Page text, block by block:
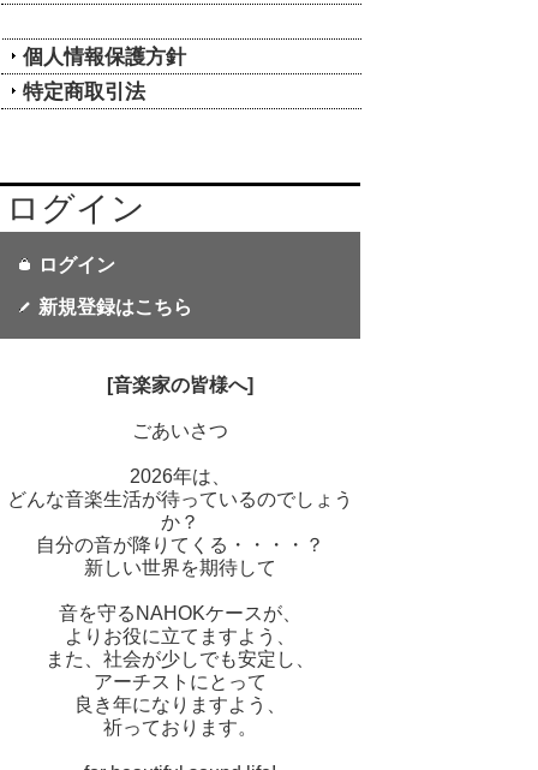
個人情報保護方針
特定商取引法
ログイン
ログイン
新規登録はこちら
[音楽家の皆様へ]
ごあいさつ
2026年は、
どんな音楽生活が待っているのでしょう
か？
自分の音が降りてくる・・・・？
新しい世界を期待して
音を守るNAHOKケースが、
よりお役に立てますよう、
また、社会が少しでも安定し、
アーチストにとって
良き年になりますよう、
祈っております。